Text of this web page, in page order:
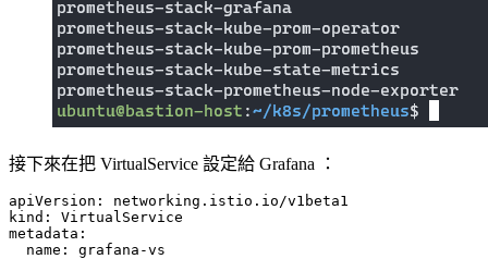
接下來在把 VirtualService 設定給 Grafana ：
apiVersion :
networking.istio.io/v1beta1
kind :
VirtualService
metadata :
name :
grafana-vs